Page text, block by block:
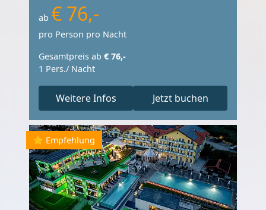
ab € 76,-
pro Person pro Nacht
Gesamtpreis ab € 76,-
1 Pers./ Nacht
Weitere Infos Jetzt buchen
Empfehlung